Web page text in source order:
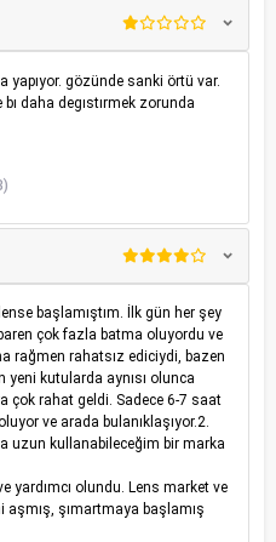
yapıyor. gözünde sanki örtü var.
bı daha degıstırmek zorunda
başlamıştım. İlk gün her şey
çok fazla batma oluyordu ve
rağmen rahatsız ediciydi, bazen
yeni kutularda aynısı olunca
çok rahat geldi. Sadece 6-7 saat
ve arada bulanıklaşıyor.2.
uzun kullanabileceğim bir marka
yardımcı olundu. Lens market ve
şımartmaya başlamış